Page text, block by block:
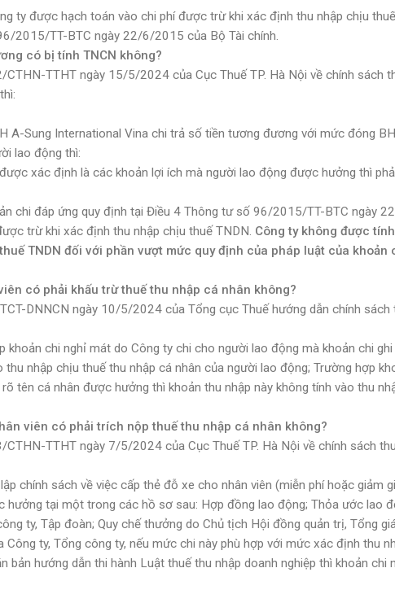
ty được hạch toán vào chi phí được trừ khi xác định thu nhập chịu
2015/TT-BTC ngày 22/6/2015 của Bộ Tài chính.
có bị tính TNCN không?
TTHT ngày 15/5/2024 của Cục Thuế TP. Hà Nội về chính sách
A-Sung International Vina chi trả số tiền tương đương với mức đóng
lao động thì:
xác định là các khoản lợi ích mà người lao động được hưởng thì
chi đáp ứng quy định tại Điều 4 Thông tư số 96/2015/TT-BTC ngày
trừ khi xác định thu nhập chịu thuế TNDN. Công ty không được
TNDN đối với phần vượt mức quy định của pháp luật của khoản
có phải khấu trừ thuế thu nhập cá nhân không?
DNNCN ngày 10/5/2024 của Tổng cục Thuế hướng dẫn chính sách
khoản chi nghỉ mát do Công ty chi cho người lao động mà khoản chi
thu nhập chịu thuế thu nhập cá nhân của người lao động; Trường hợp
tên cá nhân được hưởng thì khoản thu nhập này không tính vào thu
viên có phải trích nộp thuế thu nhập cá nhân không?
TTHT ngày 7/5/2024 của Cục Thuế TP. Hà Nội về chính sách
chính sách về việc cấp thẻ đỗ xe cho nhân viên (miễn phí hoặc giảm
tại một trong các hồ sơ sau: Hợp đồng lao động; Thỏa ước lao
ty, Tập đoàn; Quy chế thưởng do Chủ tịch Hội đồng quản trị, Tổng
Công ty, Tổng công ty, nếu mức chi này phù hợp với mức xác định thu
bản hướng dẫn thi hành Luật thuế thu nhập doanh nghiệp thì khoản chi